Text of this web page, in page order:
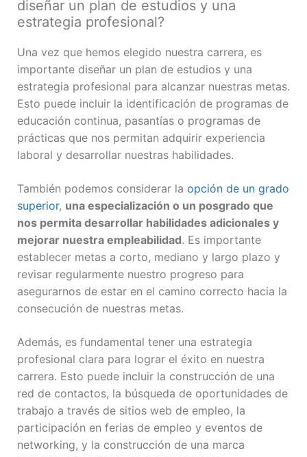
diseñar un plan de estudios y una
estrategia profesional?
Una vez que hemos elegido nuestra carrera, es
importante diseñar un plan de estudios y una
estrategia profesional para alcanzar nuestras metas.
Esto puede incluir la identificación de programas de
educación continua, pasantías o programas de
prácticas que nos permitan adquirir experiencia
laboral y desarrollar nuestras habilidades.
También podemos considerar la opción de un grado
superior, una especialización o un posgrado que
nos permita desarrollar habilidades adicionales y
mejorar nuestra empleabilidad. Es importante
establecer metas a corto, mediano y largo plazo y
revisar regularmente nuestro progreso para
asegurarnos de estar en el camino correcto hacia la
consecución de nuestras metas.
Además, es fundamental tener una estrategia
profesional clara para lograr el éxito en nuestra
carrera. Esto puede incluir la construcción de una
red de contactos, la búsqueda de oportunidades de
trabajo a través de sitios web de empleo, la
participación en ferias de empleo y eventos de
networking, y la construcción de una marca